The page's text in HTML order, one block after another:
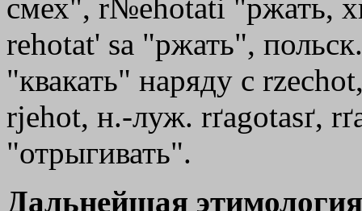
смех", r№ehotati "ржать,
rеhоtаt' sа "ржать",
"квакать" наряду с
rjehot, н.-луж. rґagotasґ,
"отрыгивать".
Дальнейшая